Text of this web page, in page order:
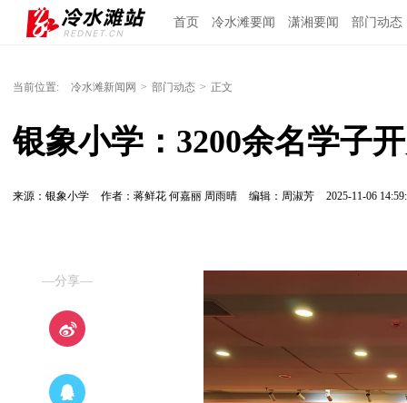
首页 冷水滩要闻 潇湘要闻 部门动态
当前位置: 冷水滩新闻网 > 部门动态 > 正文
银象小学：3200余名学子
来源：银象小学 作者：蒋鲜花 何嘉丽 周雨晴 编辑：周淑芳 2025-11-06
—分享—